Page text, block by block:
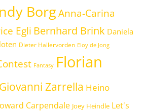
Borg Anna-Carina
Egli Bernhard Brink Daniela
Dieter Hallervorden Eloy de Jong
Fantasy Florian
Giovanni Zarrella Heino
Carpendale Joey Heindle Let's